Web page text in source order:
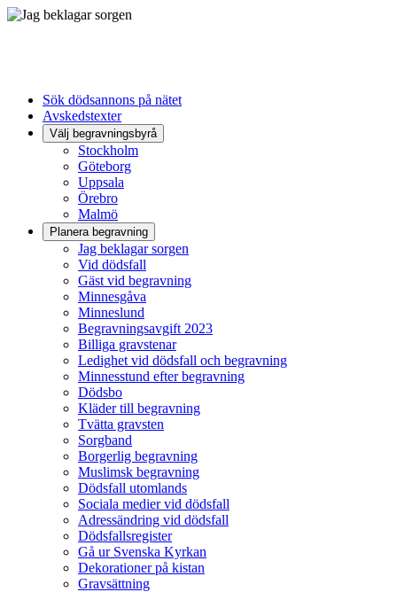
Sök dödsannons på nätet
Avskedstexter
Välj begravningsbyrå
Stockholm
Göteborg
Uppsala
Örebro
Malmö
Planera begravning
Jag beklagar sorgen
Vid dödsfall
Gäst vid begravning
Minnesgåva
Minneslund
Begravningsavgift 2023
Billiga gravstenar
Ledighet vid dödsfall och begravning
Minnesstund efter begravning
Dödsbo
Kläder till begravning
Tvätta gravsten
Sorgband
Borgerlig begravning
Muslimsk begravning
Dödsfall utomlands
Sociala medier vid dödsfall
Adressändring vid dödsfall
Dödsfallsregister
Gå ur Svenska Kyrkan
Dekorationer på kistan
Gravsättning